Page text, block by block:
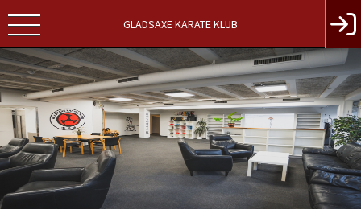
GLADSAXE KARATE KLUB